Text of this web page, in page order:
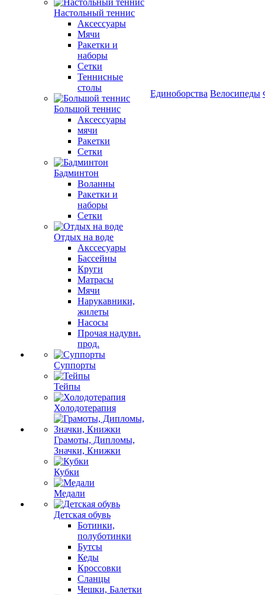
Настольный теннис
Аксессуары
Мячи
Ракетки и
наборы
Сетки
Теннисные
столы
Большой теннис
Аксессуары
мячи
Ракетки
Сетки
Бадминтон
Воланны
Ракетки и
наборы
Сетки
Отдых на воде
Акссесуары
Бассейны
Круги
Матрасы
Мячи
Нарукавники,
жилеты
Насосы
Прочая надувн.
прод.
Суппорты
Тейпы
Холодотерапия
Грамоты, Дипломы,
Значки, Книжки
Кубки
Медали
Детская обувь
Ботинки,
полуботинки
Бутсы
Кеды
Кроссовки
Сланцы
Чешки, Балетки
Единоборства Велосипеды